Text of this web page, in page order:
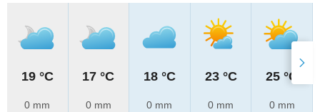
19 °C
0 mm
17 °C
0 mm
18 °C
0 mm
23 °C
0 mm
25 °C
0 mm